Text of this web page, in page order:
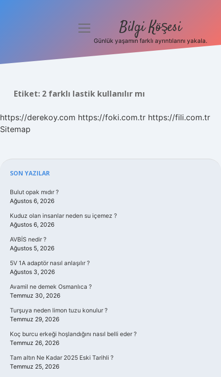
Hakkımızda
menüyü
Bilgi Köşesi
Günlük yaşamın farklı ayrıntılarını yakala.
Etiket: 2 farklı lastik kullanılır mı
https://derekoy.com https://foki.com.tr https://fili.com.tr
Sitemap
Sidebar
SON YAZILAR
Bulut opak mıdır ?
Ağustos 6, 2026
Kuduz olan insanlar neden su içemez ?
Ağustos 6, 2026
AVBİS nedir ?
Ağustos 5, 2026
5V 1A adaptör nasıl anlaşılır ?
Ağustos 3, 2026
Avamil ne demek Osmanlıca ?
Temmuz 30, 2026
Turşuya neden limon tuzu konulur ?
Temmuz 29, 2026
Koç burcu erkeği hoşlandığını nasıl belli eder ?
Temmuz 26, 2026
Tam altın Ne Kadar 2025 Eski Tarihli ?
Temmuz 25, 2026